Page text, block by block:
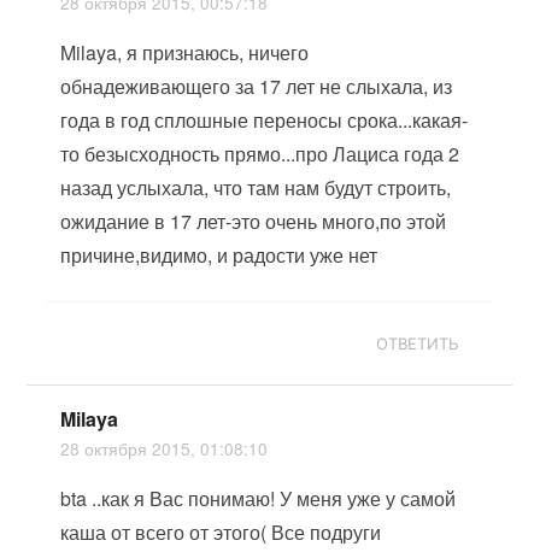
Milaya, я признаюсь, ничего
обнадеживающего за 17 лет не слыхала, из
года в год сплошные переносы срока...какая-
то безысходность прямо...про Лациса года 2
назад услыхала, что там нам будут строить,
ожидание в 17 лет-это очень много,по этой
причине,видимо, и радости уже нет
ОТВЕТИТЬ
Milaya
28 октября 2015, 01:08:10
bta ..как я Вас понимаю! У меня уже у самой
каша от всего от этого( Все подруги